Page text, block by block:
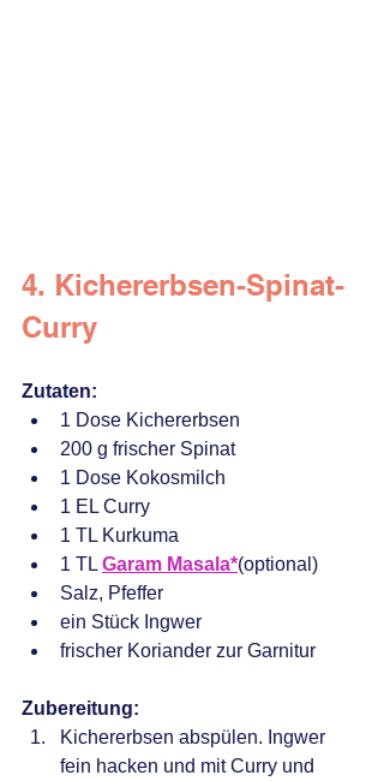
4. Kichererbsen-Spinat-
Curry
Zutaten:
1 Dose Kichererbsen
200 g frischer Spinat
1 Dose Kokosmilch
1 EL Curry
1 TL Kurkuma
1 TL Garam Masala*(optional)
Salz, Pfeffer
ein Stück Ingwer
frischer Koriander zur Garnitur
Zubereitung:
Kichererbsen abspülen. Ingwer
fein hacken und mit Curry und